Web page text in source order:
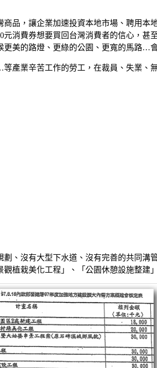
品，讓企業加速投資本地市場、聘用
消費券想要買回台灣消費者的信心，甚
美的路燈、更綠的公園、更寬的馬路…
產業辛苦工作的勞工，在裁員、失業、
劃、沒有大型下水道、沒有完善的共同
觀植栽美化工程」、「公園休憩設施整